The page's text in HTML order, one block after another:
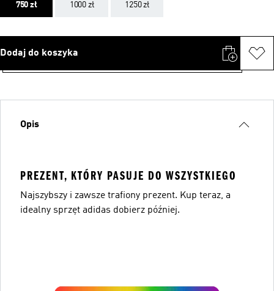
750 zł 1000 zł 1250 zł
Dodaj do koszyka
Opis
PREZENT, KTÓRY PASUJE DO WSZYSTKIEGO
Najszybszy i zawsze trafiony prezent. Kup teraz, a
idealny sprzęt adidas dobierz później.